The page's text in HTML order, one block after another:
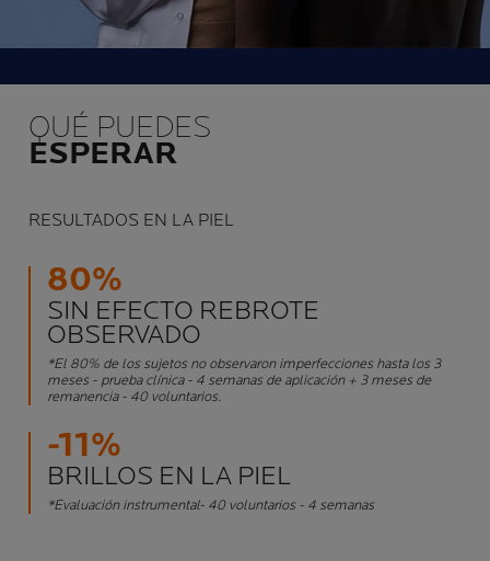
QUÉ PUEDES
ESPERAR
RESULTADOS EN LA PIEL
80%
SIN EFECTO REBROTE
OBSERVADO
*El 80% de los sujetos no observaron imperfecciones hasta los 3
meses - prueba clínica - 4 semanas de aplicación + 3 meses de
remanencia - 40 voluntarios.
-11%
BRILLOS EN LA PIEL
*Evaluación instrumental- 40 voluntarios - 4 semanas